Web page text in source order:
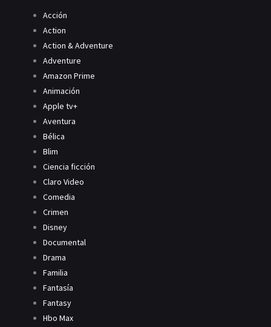
Acción
Action
Action & Adventure
Adventure
Amazon Prime
Animación
Apple tv+
Aventura
Bélica
Blim
Ciencia ficción
Claro Video
Comedia
Crimen
Disney
Documental
Drama
Familia
Fantasía
Fantasy
Hbo Max